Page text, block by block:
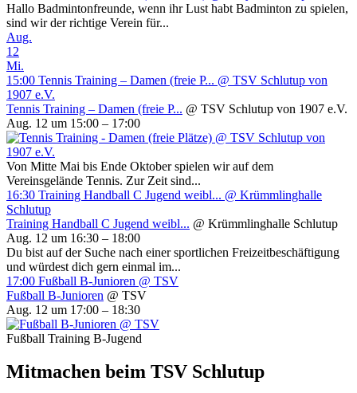
Hallo Badmintonfreunde, wenn ihr Lust habt Badminton zu spielen,
sind wir der richtige Verein für...
Aug.
12
Mi.
15:00 Tennis Training – Damen (freie P... @ TSV Schlutup von
1907 e.V.
Tennis Training – Damen (freie P... @ TSV Schlutup von 1907 e.V.
Aug. 12 um 15:00 – 17:00
Von Mitte Mai bis Ende Oktober spielen wir auf dem
Vereinsgelände Tennis. Zur Zeit sind...
16:30 Training Handball C Jugend weibl... @ Krümmlinghalle
Schlutup
Training Handball C Jugend weibl... @ Krümmlinghalle Schlutup
Aug. 12 um 16:30 – 18:00
Du bist auf der Suche nach einer sportlichen Freizeitbeschäftigung
und würdest dich gern einmal im...
17:00 Fußball B-Junioren @ TSV
Fußball B-Junioren @ TSV
Aug. 12 um 17:00 – 18:30
Fußball Training B-Jugend
Mitmachen beim TSV Schlutup